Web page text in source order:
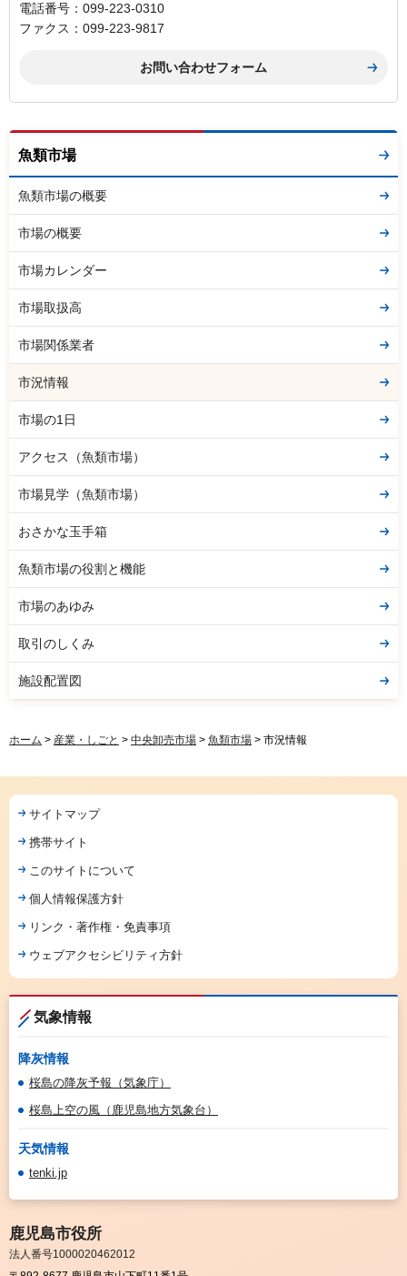
電話番号：099-223-0310
ファクス：099-223-9817
魚類市場
魚類市場の概要
市場の概要
市場カレンダー
市場取扱高
市場関係業者
市況情報
市場の1日
アクセス（魚類市場）
市場見学（魚類市場）
おさかな玉手箱
魚類市場の役割と機能
市場のあゆみ
取引のしくみ
施設配置図
ホーム > 産業・しごと > 中央卸売市場 > 魚類市場 > 市況情報
サイトマップ
携帯サイト
このサイトについて
個人情報保護方針
リンク・著作権・免責事項
ウェブアクセシビリティ方針
気象情報
降灰情報
桜島の降灰予報（気象庁）
桜島上空の風（鹿児島地方気象台）
天気情報
tenki.jp
鹿児島市役所
法人番号1000020462012